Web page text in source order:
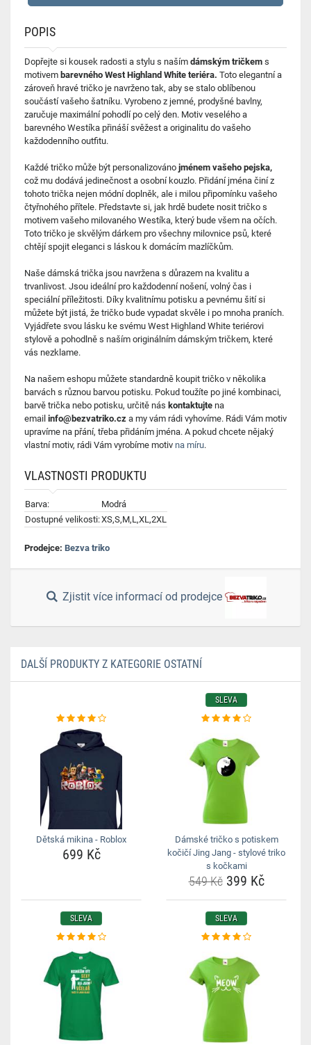
POPIS
Dopřejte si kousek radosti a stylu s naším dámským tričkem s
motivem barevného West Highland White teriéra. Toto elegantní a
zároveň hravé tričko je navrženo tak, aby se stalo oblíbenou
součástí vašeho šatníku. Vyrobeno z jemné, prodyšné bavlny,
zaručuje maximální pohodlí po celý den. Motiv veselého a
barevného Westíka přináší svěžest a originalitu do vašeho
každodenního outfitu.
Každé tričko může být personalizováno jménem vašeho pejska,
což mu dodává jedinečnost a osobní kouzlo. Přidání jména činí z
tohoto trička nejen módní doplněk, ale i milou připomínku vašeho
čtyřnohého přítele. Představte si, jak hrdě budete nosit tričko s
motivem vašeho milovaného Westíka, který bude všem na očích.
Toto tričko je skvělým dárkem pro všechny milovnice psů, které
chtějí spojit eleganci s láskou k domácím mazlíčkům.
Naše dámská trička jsou navržena s důrazem na kvalitu a
trvanlivost. Jsou ideální pro každodenní nošení, volný čas i
speciální příležitosti. Díky kvalitnímu potisku a pevnému šití si
můžete být jistá, že tričko bude vypadat skvěle i po mnoha praních.
Vyjádřete svou lásku ke svému West Highland White teriérovi
stylově a pohodlně s naším originálním dámským tričkem, které
vás nezklame.
Na našem eshopu můžete standardně koupit tričko v několika
barvách s různou barvou potisku. Pokud toužíte po jiné kombinaci,
barvě trička nebo potisku, určitě nás kontaktujte na
email info@bezvatriko.cz a my vám rádi vyhovíme. Rádi Vám motiv
upravíme na přání, třeba přidáním jména. A pokud chcete nějaký
vlastní motiv, rádi Vám vyrobíme motiv na míru.
VLASTNOSTI PRODUKTU
Barva:
Modrá
Dostupné velikosti:XS,S,M,L,XL,2XL
Prodejce: Bezva triko
Zjistit více informací od prodejce
DALŠÍ PRODUKTY Z KATEGORIE OSTATNÍ
Dětská mikina - Roblox
699 Kč
SLEVA
Dámské tričko s potiskem
kočičí Jing Jang - stylové triko
s kočkami
549 Kč399 Kč
SLEVA SLEVA